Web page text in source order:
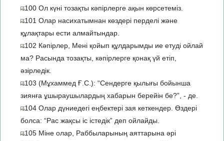
100 Ол күні тозақты кәпірлерге ақын көрсетеміз.
101 Олар насихатымнан көздері перделі және
құлақтары ести алмайтындар.
102 Кәпірлер, Мені қойып құлдарымды ие етуді ойлай
ма? Расында тозақты, кәпірлерге қонақ үй етіп,
әзірледік.
103 (Мұхаммед Ғ.С.): “Сендерге қылығы бойынша
зиянға ұшыраушылардың хабарын берейін бе?”, - де.
104 Олар дүниедегі еңбектері зая кеткендер. Өздері
болса: “Рас жақсы іс істедік” деп ойлайды.
105 Міне олар, Раббыларының аяттарына әрі